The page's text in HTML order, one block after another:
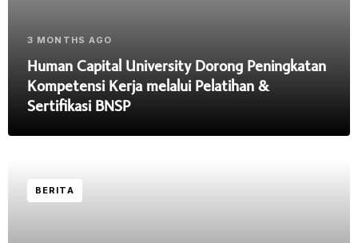
3 MONTHS AGO
Human Capital University Dorong Peningkatan
Kompetensi Kerja melalui Pelatihan &
Sertifikasi BNSP
BERITA